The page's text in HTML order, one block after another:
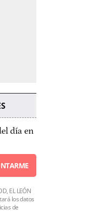
día en
EL LEÓN
los datos
de